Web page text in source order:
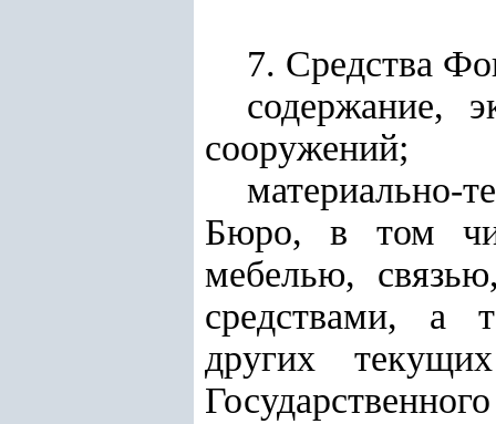
7. Средства
содержание,
сооружений;
материально-
Бюро, в том
мебелью,
средствами, а
других